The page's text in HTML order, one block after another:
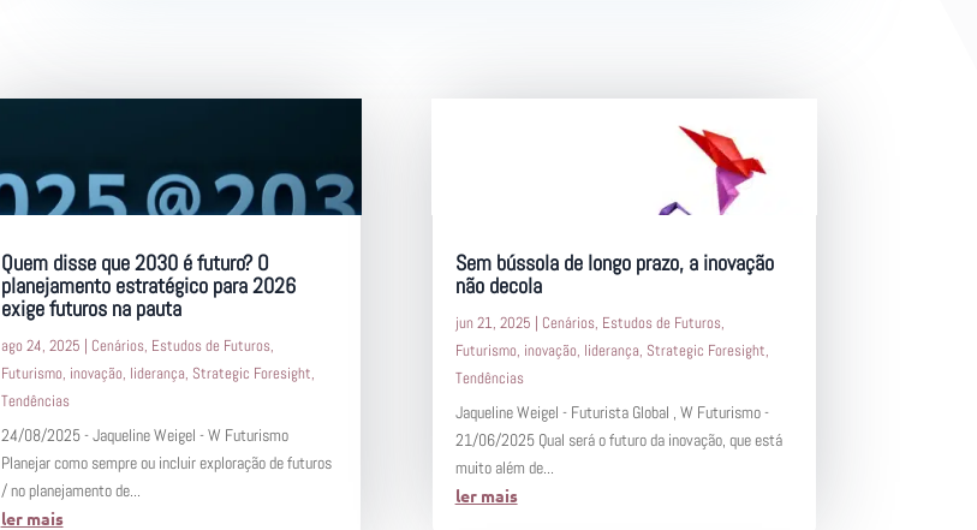
Quem disse que 2030 é futuro? O
planejamento estratégico para 2026
exige futuros na pauta
ago 24, 2025 | Cenários, Estudos de Futuros,
Futurismo, inovação, liderança, Strategic Foresight,
Tendências
24/08/2025 - Jaqueline Weigel - W Futurismo
Planejar como sempre ou incluir exploração de futuros
/ no planejamento de...
ler mais
Sem bússola de longo prazo, a inovação
não decola
jun 21, 2025 | Cenários, Estudos de Futuros,
Futurismo, inovação, liderança, Strategic Foresight,
Tendências
Jaqueline Weigel - Futurista Global , W Futurismo -
21/06/2025 Qual será o futuro da inovação, que está
muito além de...
ler mais